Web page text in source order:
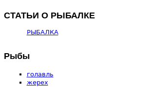
СТАТЬИ О РЫБАЛКЕ
РЫБАЛКА
Рыбы
голавль
жерех